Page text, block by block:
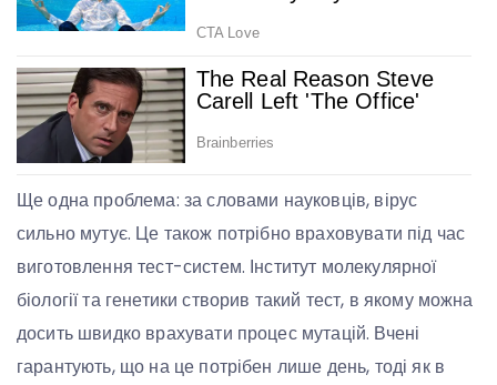
Ще одна проблема: за словами науковців, вірус
сильно мутує. Це також потрібно враховувати під час
виготовлення тест-систем. Інститут молекулярної
біології та генетики створив такий тест, в якому можна
досить швидко врахувати процес мутацій. Вчені
гарантують, що на це потрібен лише день, тоді як в